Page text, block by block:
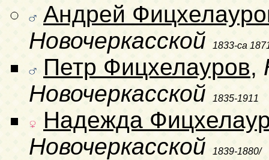
Андрей
Новочеркасской
1833-ca
Петр Фицхелауров,
Новочеркасской
1835-1911
Надежда
Новочеркасской
1839-1880/